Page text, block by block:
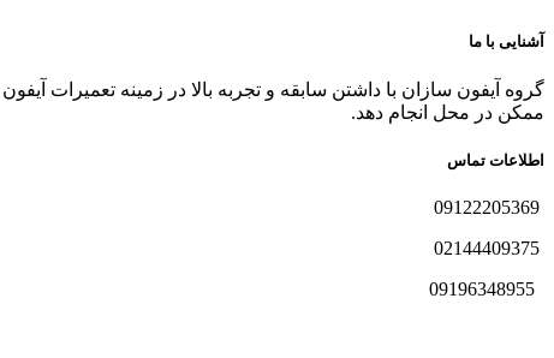
آشنایی با ما
گروه آیفون سازان با داشتن سابقه و تجربه بالا در زمینه تعمیرات
ممکن در محل انجام دهد.
اطلاعات تماس